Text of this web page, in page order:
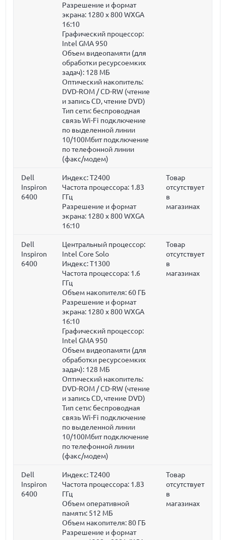
Разрешение и формат
экрана: 1280 x 800 WXGA
16:10
Графический процессор:
Intel GMA 950
Объем видеопамяти (для
обработки ресурсоемких
задач): 128 МБ
Оптический накопитель:
DVD-ROM / CD-RW (чтение
и запись CD, чтение DVD)
Тип сети: беспроводная
связь Wi-Fi подключение
по выделенной линии
10/100Мбит подключение
по телефонной линии
(факс/модем)
Dell
Inspiron
6400
Индекс: T2400
Частота процессора: 1.83
ГГц
Разрешение и формат
экрана: 1280 x 800 WXGA
16:10
Товар
отсутствует
в
магазинах
Dell
Inspiron
6400
Центральный процессор:
Intel Core Solo
Индекс: T1300
Частота процессора: 1.6
ГГц
Объем накопителя: 60 ГБ
Разрешение и формат
экрана: 1280 x 800 WXGA
16:10
Графический процессор:
Intel GMA 950
Объем видеопамяти (для
обработки ресурсоемких
задач): 128 МБ
Оптический накопитель:
DVD-ROM / CD-RW (чтение
и запись CD, чтение DVD)
Тип сети: беспроводная
связь Wi-Fi подключение
по выделенной линии
10/100Мбит подключение
по телефонной линии
(факс/модем)
Товар
отсутствует
в
магазинах
Dell
Inspiron
6400
Индекс: T2400
Частота процессора: 1.83
ГГц
Объем оперативной
памяти: 512 МБ
Объем накопителя:80 ГБ
Разрешение и формат
Товар
отсутствует
в
магазинах